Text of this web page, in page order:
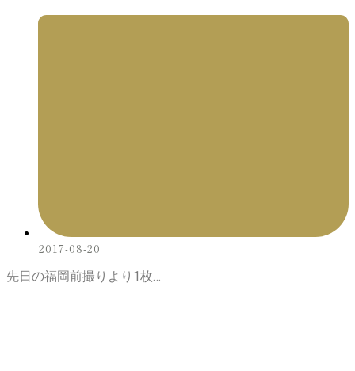
2017-08-20
先日の福岡前撮りより1枚…